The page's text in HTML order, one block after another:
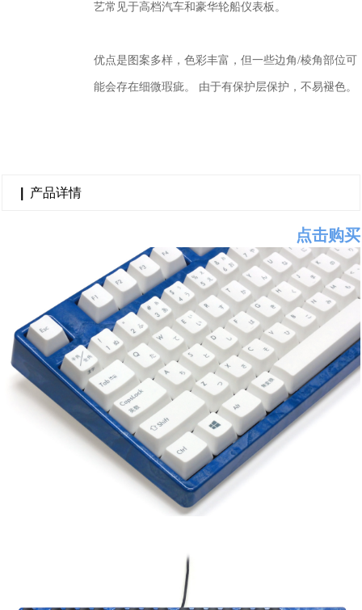
艺常见于高档汽车和豪华轮船仪表板。
优点是图案多样，色彩丰富，但一些边角/棱角部位可
能会存在细微瑕疵。 由于有保护层保护，不易褪色。
点击购买
产品详情